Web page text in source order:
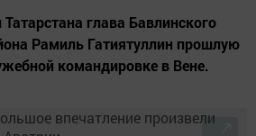
глава Бавлинского
Рамиль Гатиятуллин прошлую
командировке в Вене.